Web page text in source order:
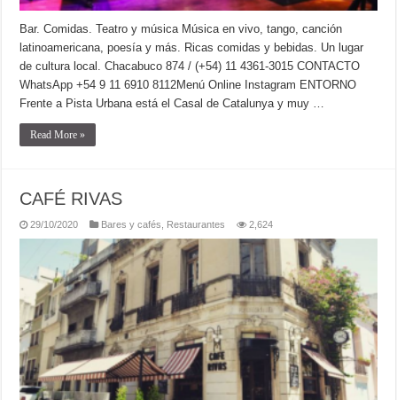
Bar. Comidas. Teatro y música Música en vivo, tango, canción
latinoamericana, poesía y más. Ricas comidas y bebidas. Un lugar
de cultura local. Chacabuco 874 / (+54) 11 4361-3015 CONTACTO
WhatsApp +54 9 11 6910 8112Menú Online Instagram ENTORNO
Frente a Pista Urbana está el Casal de Catalunya y muy …
Read More »
CAFÉ RIVAS
29/10/2020 Bares y cafés Restaurantes 2,624